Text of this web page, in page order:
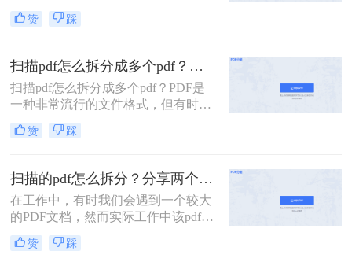
容性和内容稳定性而广受欢迎。然
而，有时我们需要对大型PDF文件进
分割成更小的单元，以便于管理、分
享或编辑。那么PDF拆分怎么操作
呢？本文将为您介绍几种常见的PDF
拆分方法，帮助您轻松完成这项任
务。
赞 踩
扫描pdf怎么拆分成多个pdf？这三种PDF拆分方法轻松搞定！
扫描pdf怎么拆分成多个pdf？PDF是
一种非常流行的文件格式，但有时候
我们需要将一个大的PDF文件拆分成
多个小的文件，以便于管理和分享。
法。
赞 踩
扫描的pdf怎么拆分？分享两个实用拆分的方法！
在工作中，有时我们会遇到一个较大
的PDF文档，然而实际工作中该pdf文
档的内容是分模块处理的。这时我们
就可以使用PDF拆分功能，将整个
赞 踩